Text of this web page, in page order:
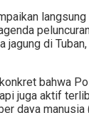
jagung di
bahwa
juga aktif
daya manusia